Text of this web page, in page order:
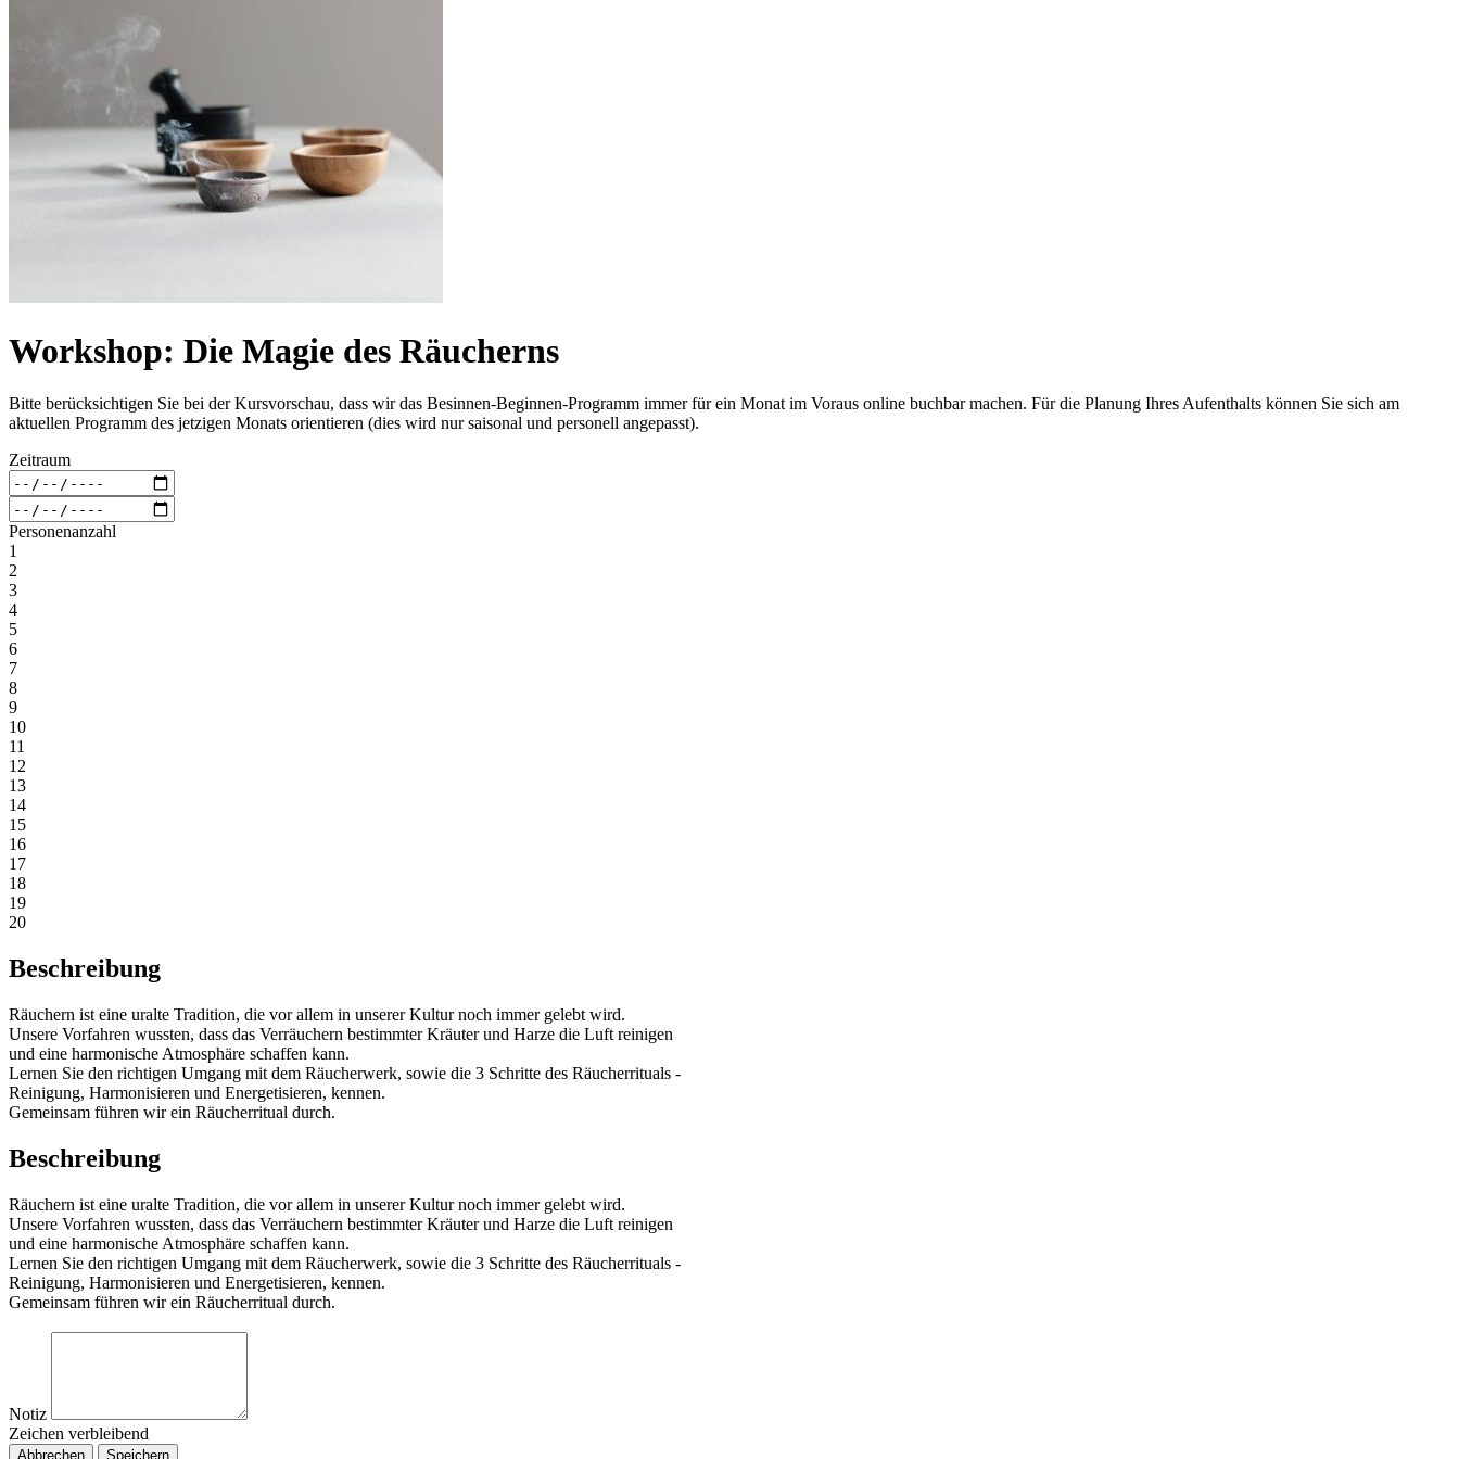
Workshop: Die Magie des Räucherns
Bitte berücksichtigen Sie bei der Kursvorschau, dass wir das Besinnen-Beginnen-Programm immer für ein Monat im Voraus online buchbar machen. Für die Planung Ihres Aufenthalts können Sie sich am
aktuellen Programm des jetzigen Monats orientieren (dies wird nur saisonal und personell angepasst).
Zeitraum
Personenanzahl
1
2
3
4
5
6
7
8
9
10
11
12
13
14
15
16
17
18
19
20
Beschreibung
Räuchern ist eine uralte Tradition, die vor allem in unserer Kultur noch immer gelebt wird.
Unsere Vorfahren wussten, dass das Verräuchern bestimmter Kräuter und Harze die Luft reinigen
und eine harmonische Atmosphäre schaffen kann.
Lernen Sie den richtigen Umgang mit dem Räucherwerk, sowie die 3 Schritte des Räucherrituals -
Reinigung, Harmonisieren und Energetisieren, kennen.
Gemeinsam führen wir ein Räucherritual durch.
Beschreibung
Räuchern ist eine uralte Tradition, die vor allem in unserer Kultur noch immer gelebt wird.
Unsere Vorfahren wussten, dass das Verräuchern bestimmter Kräuter und Harze die Luft reinigen
und eine harmonische Atmosphäre schaffen kann.
Lernen Sie den richtigen Umgang mit dem Räucherwerk, sowie die 3 Schritte des Räucherrituals -
Reinigung, Harmonisieren und Energetisieren, kennen.
Gemeinsam führen wir ein Räucherritual durch.
Notiz
Zeichen verbleibend
Abbrechen Speichern